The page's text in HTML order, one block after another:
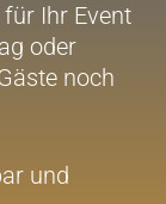
für Ihr Event
oder
noch
und